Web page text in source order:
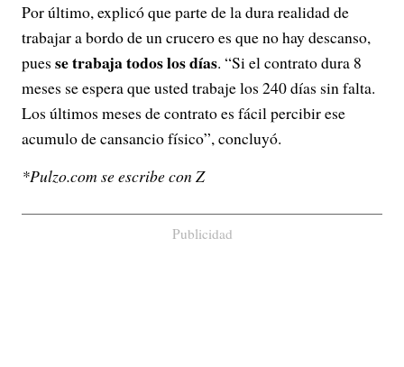
Por último, explicó que parte de la dura realidad de
trabajar a bordo de un crucero es que no hay descanso,
pues se trabaja todos los días. “Si el contrato dura 8
meses se espera que usted trabaje los 240 días sin falta.
Los últimos meses de contrato es fácil percibir ese
acumulo de cansancio físico”, concluyó.
*Pulzo.com se escribe con Z
Publicidad